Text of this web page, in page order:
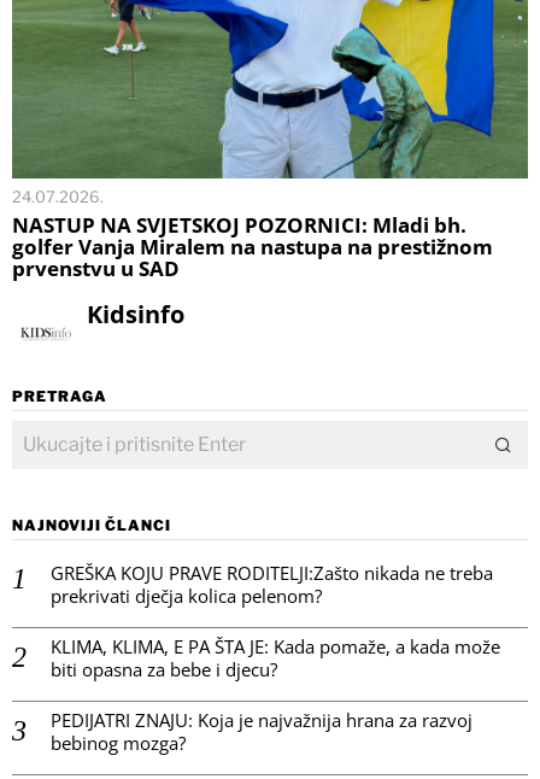
24.07.2026.
NASTUP NA SVJETSKOJ POZORNICI: Mladi bh.
golfer Vanja Miralem na nastupa na prestižnom
prvenstvu u SAD
Kidsinfo
PRETRAGA
NAJNOVIJI ČLANCI
GREŠKA KOJU PRAVE RODITELJI:Zašto nikada ne treba
prekrivati dječja kolica pelenom?
KLIMA, KLIMA, E PA ŠTA JE: Kada pomaže, a kada može
biti opasna za bebe i djecu?
PEDIJATRI ZNAJU: Koja je najvažnija hrana za razvoj
bebinog mozga?